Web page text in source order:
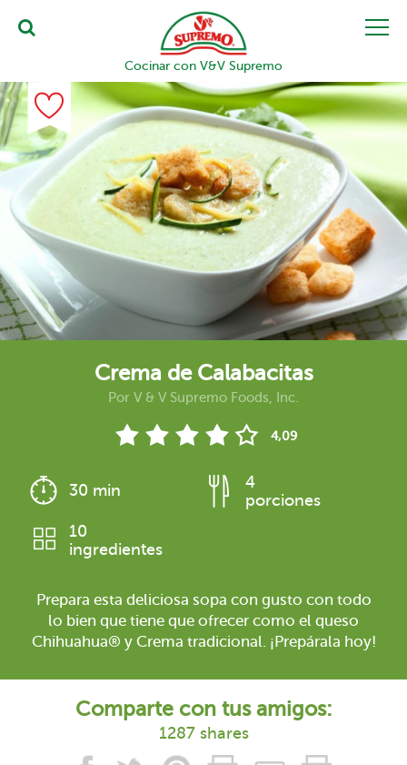
Cocinar con V&V Supremo
Crema de Calabacitas
Por V & V Supremo Foods, Inc.
4,09
30 min
4
porciones
10
ingredientes
Prepara esta deliciosa sopa con gusto con todo
lo bien que tiene que ofrecer como el queso
Chihuahua® y Crema tradicional. ¡Prepárala hoy!
Comparte con tus amigos:
1287 shares